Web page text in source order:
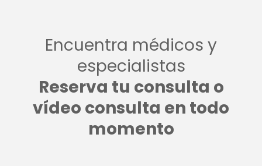
Encuentra médicos y
especialistas
Reserva tu consulta o
vídeo consulta en todo
momento